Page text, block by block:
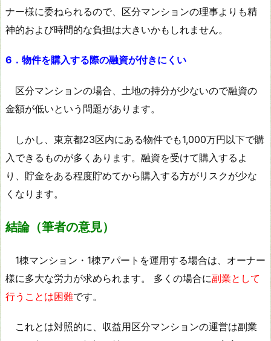
ナー様に委ねられるので、区分マンションの理事よりも精
神的および時間的な負担は大きいかもしれません。
6．物件を購入する際の融資が付きにくい
区分マンションの場合、土地の持分が少ないので融資の
金額が低いという問題があります。
しかし、東京都23区内にある物件でも1,000万円以下で購
入できるものが多くあります。融資を受けて購入するよ
り、貯金をある程度貯めてから購入する方がリスクが少な
くなります。
結論（筆者の意見）
1棟マンション・1棟アパートを運用する場合は、オーナー
様に多大な労力が求められます。 多くの場合に副業として
行うことは困難です。
これとは対照的に、収益用区分マンションの運営は副業